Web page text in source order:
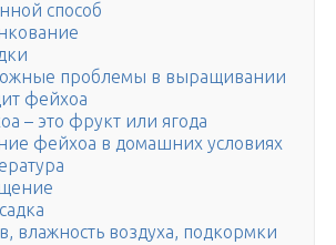
способ
проблемы в выращивании
фейхоа
– это фрукт или ягода
фейхоа в домашних условиях
влажность воздуха, подкормки